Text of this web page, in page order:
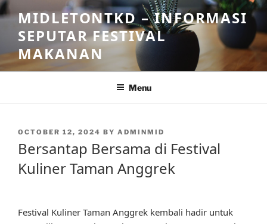
Skip
to
content
MIDLETONTKD – INFORMASI
SEPUTAR FESTIVAL
MAKANAN
Menu
POSTED
OCTOBER 12, 2024 BY ADMINMID
Bersantap Bersama di Festival
Kuliner Taman Anggrek
Festival Kuliner Taman Anggrek kembali hadir untuk